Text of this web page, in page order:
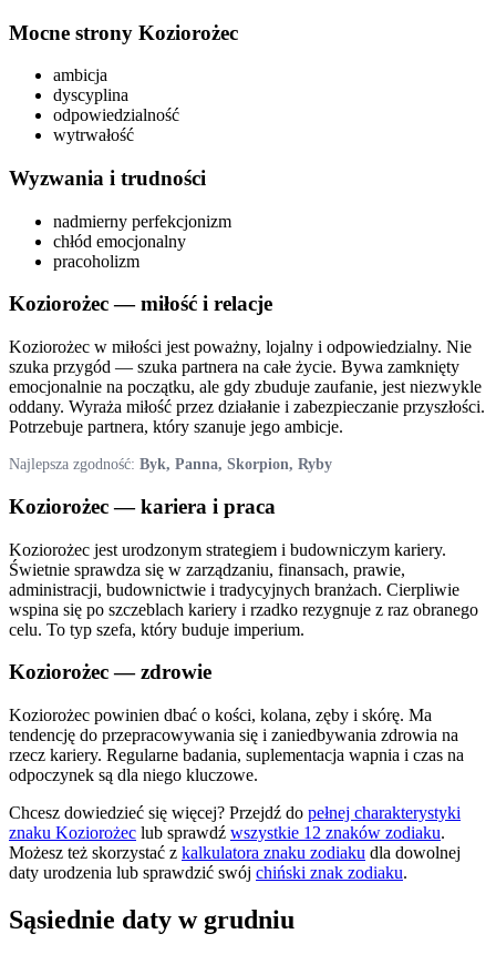
Mocne strony Koziorożec
ambicja
dyscyplina
odpowiedzialność
wytrwałość
Wyzwania i trudności
nadmierny perfekcjonizm
chłód emocjonalny
pracoholizm
Koziorożec— miłość i relacje
Koziorożec w miłości jest poważny, lojalny i odpowiedzialny. Nie
szuka przygód — szuka partnera na całe życie. Bywa zamknięty
emocjonalnie na początku, ale gdy zbuduje zaufanie, jest niezwykle
oddany. Wyraża miłość przez działanie i zabezpieczanie przyszłości.
Potrzebuje partnera, który szanuje jego ambicje.
Najlepsza zgodność: Byk, Panna, Skorpion, Ryby
Koziorożec— kariera i praca
Koziorożec jest urodzonym strategiem i budowniczym kariery.
Świetnie sprawdza się w zarządzaniu, finansach, prawie,
administracji, budownictwie i tradycyjnych branżach. Cierpliwie
wspina się po szczeblach kariery i rzadko rezygnuje z raz obranego
celu. To typ szefa, który buduje imperium.
Koziorożec— zdrowie
Koziorożec powinien dbać o kości, kolana, zęby i skórę. Ma
tendencję do przepracowywania się i zaniedbywania zdrowia na
rzecz kariery. Regularne badania, suplementacja wapnia i czas na
odpoczynek są dla niego kluczowe.
Chcesz dowiedzieć się więcej? Przejdź do pełnej charakterystyki
znaku Koziorożec lub sprawdź wszystkie 12 znaków zodiaku.
Możesz też skorzystać z kalkulatora znaku zodiaku dla dowolnej
daty urodzenia lub sprawdzić swój chiński znak zodiaku.
Sąsiednie daty w grudniu